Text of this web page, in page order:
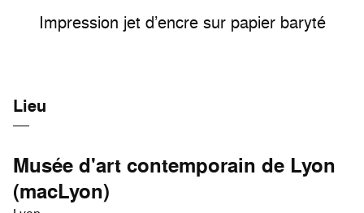
Impression jet d’encre sur papier baryté
Lieu
Musée d'art contemporain de Lyon
(macLyon)